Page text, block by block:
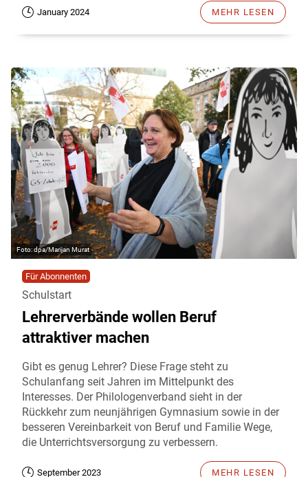
January 2024 MEHR LESEN
dpa/Marijan Murat
Für Abonnenten
Schulstart
Lehrerverbände wollen Beruf
attraktiver machen
Gibt es genug Lehrer? Diese Frage steht zu
Schulanfang seit Jahren im Mittelpunkt des
Interesses. Der Philologenverband sieht in der
Rückkehr zum neunjährigen Gymnasium sowie in der
besseren Vereinbarkeit von Beruf und Familie Wege,
die Unterrichtsversorgung zu verbessern.
September 2023 MEHR LESEN